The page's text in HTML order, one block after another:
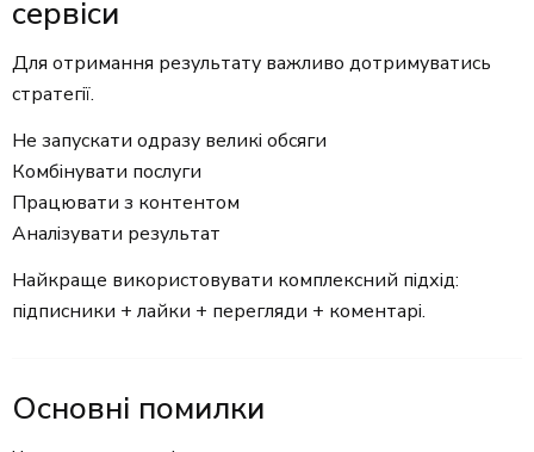
сервіси
Для отримання результату важливо дотримуватись
стратегії.
Не запускати одразу великі обсяги
Комбінувати послуги
Працювати з контентом
Аналізувати результат
Найкраще використовувати комплексний підхід:
підписники + лайки + перегляди + коментарі.
Основні помилки